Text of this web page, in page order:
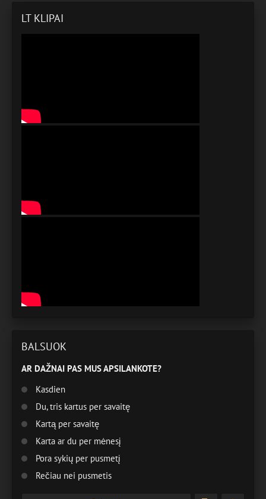
LT KLIPAI
BALSUOK
AR DAŽNAI PAS MUS APSILANKOTE?
Kasdien
Du, tris kartus per savaitę
Kartą per savaitę
Karta ar du per mėnesį
Pora sykių per pusmetį
Rečiau nei pusmetis